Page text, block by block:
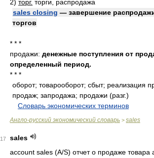
2) торг. торги, распродажа
sales closing — завершение
торгов
* * *
продажи: денежные поступления от
определенный период.
* * *
оборот; товарооборот; сбыт; реализация
продаж; запродажа; продажи (разг.)
Словарь экономических терминов
Англо-русский экономический словарь > sales
17
sales
account sales (A/S) отчет о продаже товара